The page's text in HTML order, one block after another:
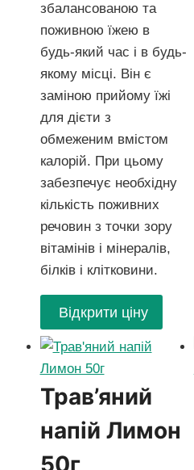
збалансованою та
поживною їжею в
будь-який час і в будь-
якому місці. Він є
заміною прийому їжі
для дієти з
обмеженим вмістом
калорій. При цьому
забезпечує необхідну
кількість поживних
речовин з точки зору
вітамінів і мінералів,
білків і клітковини.
Відкрити ціну
Трав’яний
напій Лимон
50г